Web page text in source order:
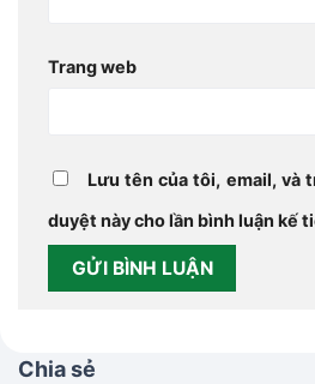
Chia sẻ
Trang web
Lưu tên của tôi, email, và
duyệt này cho lần bình luận kế